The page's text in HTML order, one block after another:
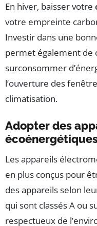
En hiver, baisser votre
votre empreinte
Investir dans une
permet également de
surconsommer
l’ouverture des
climatisation.
Adopter des
Les appareils
en plus conçus pour
des appareils selon
qui sont classés A ou
respectueux de